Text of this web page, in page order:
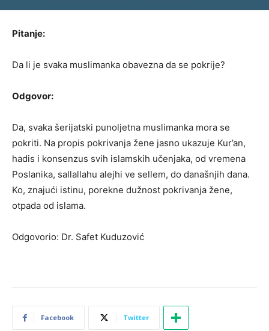
Pitanje:
Da li je svaka muslimanka obavezna da se pokrije?
Odgovor:
Da, svaka šerijatski punoljetna muslimanka mora se
pokriti. Na propis pokrivanja žene jasno ukazuje Kur’an,
hadis i konsenzus svih islamskih učenjaka, od vremena
Poslanika, sallallahu alejhi ve sellem, do današnjih dana.
Ko, znajući istinu, porekne dužnost pokrivanja žene,
otpada od islama.
Odgovorio: Dr. Safet Kuduzović
Facebook Twitter